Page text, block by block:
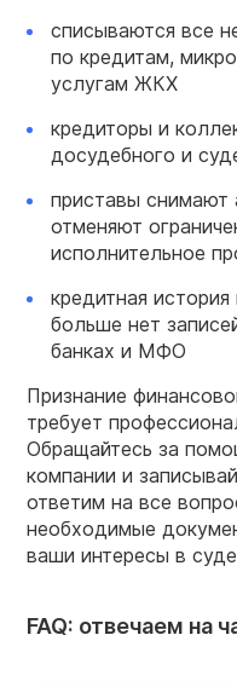
списываются все
по кредитам,
услугам ЖКХ
кредиторы и
досудебного и
приставы снимают
отменяют
исполнительное
кредитная
больше нет
банках и МФО
Признание
требует
Обращайтесь за
компании и
ответим на все
необходимые
ваши интересы в
FAQ: отвечаем на